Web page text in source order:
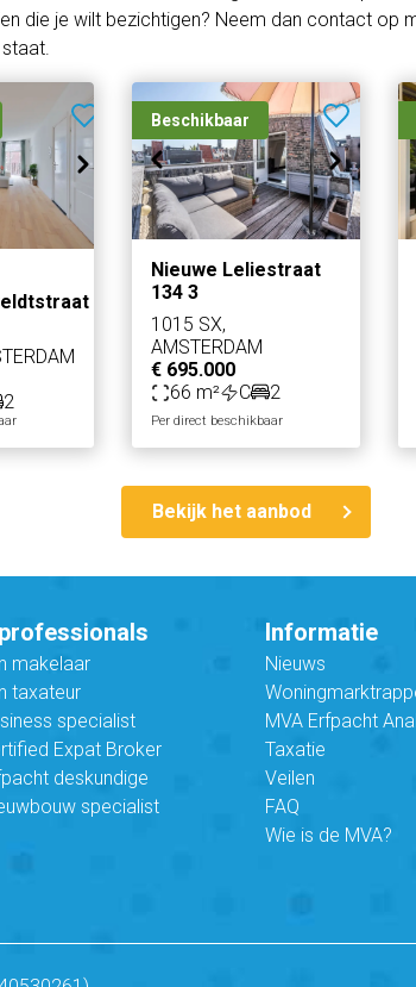
die je wilt bezichtigen? Neem dan contact op
2
Beschikbaar
Nieuwe Leliestraat
134 3
1015 SX,
AMSTERDAM
€ 695.000
66 m²
C 2
Per direct beschikbaar
Bekijk het aanbod
makelaar
taxateur
specialist
Expat Broker
deskundige
specialist
Informatie
Nieuws
MVA Erfpacht
Taxatie
Veilen
FAQ
Wie is de MVA?